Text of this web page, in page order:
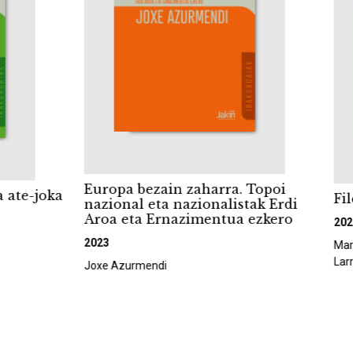
joka
Europa bezain zaharra. Topoi
nazional eta nazionalistak Erdi
Aroa eta Ernazimentua ezkero
2023
Joxe Azurmendi
2022
Marina
Larreta)